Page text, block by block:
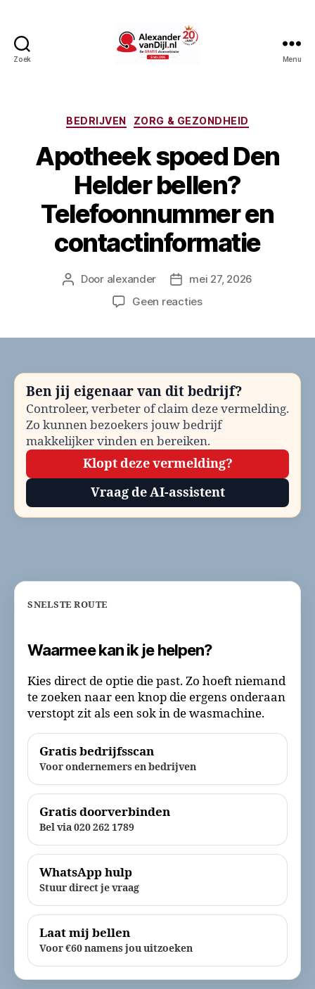
Zoek Menu
Categorieën
BEDRIJVEN ZORG & GEZONDHEID
Apotheek spoed Den
Helder bellen?
Telefoonnummer en
contactinformatie
Berichtauteur
Door alexander Berichtdatum
mei 27, 2026
Geen reactiesop
bellen?
Telefoonnummer
en
contactinformatie
Ben jij eigenaar van dit bedrijf?
Controleer, verbeter of claim deze vermelding.
Zo kunnen bezoekers jouw bedrijf
makkelijker vinden en bereiken.
Klopt deze vermelding?
Vraag de AI-assistent
SNELSTE ROUTE
Waarmee kan ik je helpen?
Kies direct de optie die past. Zo hoeft niemand
te zoeken naar een knop die ergens onderaan
verstopt zit als een sok in de wasmachine.
Gratis bedrijfsscan
Voor ondernemers en bedrijven
Gratis doorverbinden
Bel via 020 262 1789
WhatsApp hulp
Stuur direct je vraag
Laat mij bellen
Voor €60 namens jou uitzoeken